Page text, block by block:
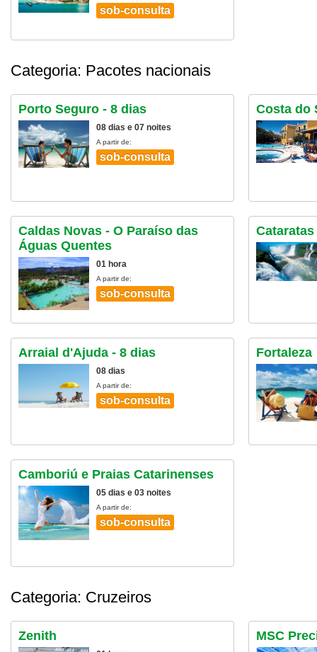
sob-consulta
Categoria: Pacotes nacionais
Porto Seguro - 8 dias
08 dias e 07 noites
A partir de:
sob-consulta
Costa do
Caldas Novas - O Paraíso das
Águas Quentes
01 hora
A partir de:
sob-consulta
Arraial d'Ajuda - 8 dias
08 dias
A partir de:
sob-consulta
Fortaleza
Camboriú e Praias Catarinenses
05 dias e 03 noites
A partir de:
sob-consulta
Categoria: Cruzeiros
Zenith MSC